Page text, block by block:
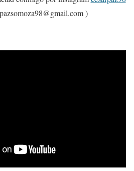
)